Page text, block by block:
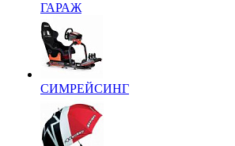
ГАРАЖ
СИМРЕЙСИНГ